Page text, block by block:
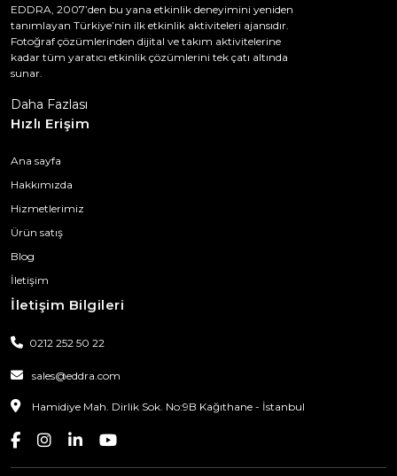
EDDRA, 2007’den bu yana etkinlik deneyimini yeniden
tanımlayan Türkiye’nin ilk etkinlik aktiviteleri ajansıdır.
Fotoğraf çözümlerinden dijital ve takım aktivitelerine
kadar tüm yaratıcı etkinlik çözümlerini tek çatı altında
sunar.
Daha Fazlası
Hızlı Erişim
Ana sayfa
Hakkımızda
Hizmetlerimiz
Ürün satış
Blog
İletişim
İletişim Bilgileri
0212 252 50 22
sales@eddra.com
Hamidiye Mah. Dirlik Sok. No:9B Kağıthane - İstanbul